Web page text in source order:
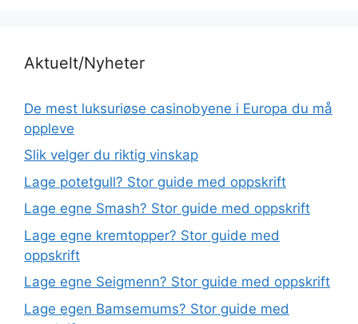
Aktuelt/Nyheter
De mest luksuriøse casinobyene i Europa du må
oppleve
Slik velger du riktig vinskap
Lage potetgull? Stor guide med oppskrift
Lage egne Smash? Stor guide med oppskrift
Lage egne kremtopper? Stor guide med
oppskrift
Lage egne Seigmenn? Stor guide med oppskrift
Lage egen Bamsemums? Stor guide med